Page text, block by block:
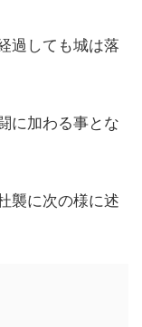
過しても城は落
に加わる事とな
襲に次の様に述